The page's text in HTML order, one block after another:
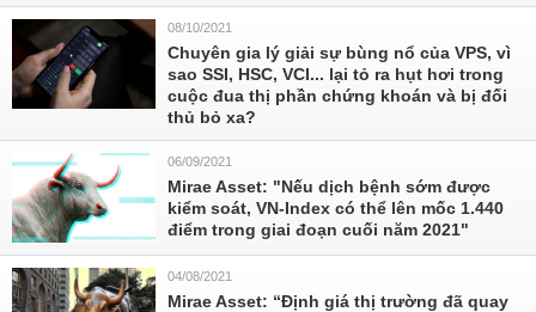
08/10/2021
Chuyên gia lý giải sự bùng nổ của VPS, vì
sao SSI, HSC, VCI... lại tỏ ra hụt hơi trong
cuộc đua thị phần chứng khoán và bị đối
thủ bỏ xa?
06/09/2021
Mirae Asset: "Nếu dịch bệnh sớm được
kiểm soát, VN-Index có thể lên mốc 1.440
điểm trong giai đoạn cuối năm 2021"
04/08/2021
Mirae Asset: “Định giá thị trường đã quay